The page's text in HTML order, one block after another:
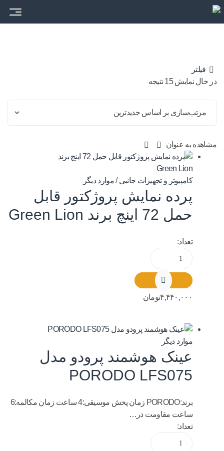
فیلتر
در حال نمایش 15 نتیجه
مشاهده به عنوان
کامپیوتر و تجهیزات جانبی/موارد دیگر
پرده نمایش پروژکتور قابل
حمل 72 اینچ برند Green Lion
تعداد:
۴,۴۴۰,۰۰۰تومان
موارد دیگر
عینک هوشمند پرودو مدل
PORODO LFS075
برند:PORODO زمان پخش موسیقی:4 ساعت زمان مکالمه:6
ساعت مقاومت در…
تعداد: